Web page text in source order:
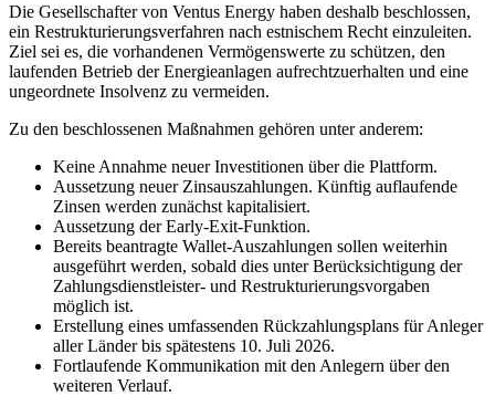
Die Gesellschafter von Ventus Energy haben deshalb beschlossen,
ein Restrukturierungsverfahren nach estnischem Recht einzuleiten.
Ziel sei es, die vorhandenen Vermögenswerte zu schützen, den
laufenden Betrieb der Energieanlagen aufrechtzuerhalten und eine
ungeordnete Insolvenz zu vermeiden.
Zu den beschlossenen Maßnahmen gehören unter anderem:
Keine Annahme neuer Investitionen über die Plattform.
Aussetzung neuer Zinsauszahlungen. Künftig auflaufende
Zinsen werden zunächst kapitalisiert.
Aussetzung der Early-Exit-Funktion.
Bereits beantragte Wallet-Auszahlungen sollen weiterhin
ausgeführt werden, sobald dies unter Berücksichtigung der
Zahlungsdienstleister- und Restrukturierungsvorgaben
möglich ist.
Erstellung eines umfassenden Rückzahlungsplans für Anleger
aller Länder bis spätestens 10. Juli 2026.
Fortlaufende Kommunikation mit den Anlegern über den
weiteren Verlauf.